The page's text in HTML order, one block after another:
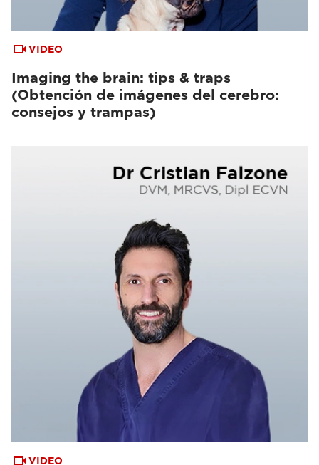
VIDEO
Imaging the brain: tips & traps
(Obtención de imágenes del cerebro:
consejos y trampas)
VIDEO